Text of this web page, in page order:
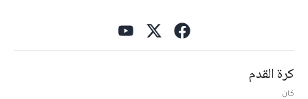
كرة القدم
كان